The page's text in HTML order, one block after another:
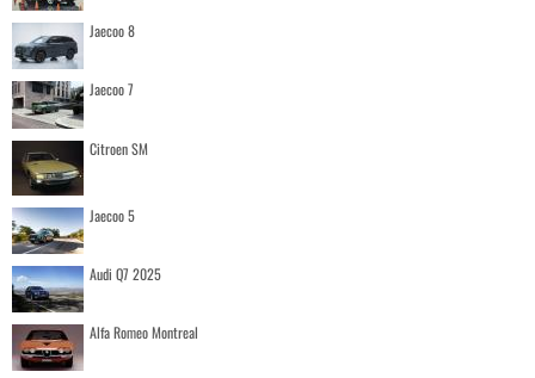
Jaecoo 8
Jaecoo 7
Citroen SM
Jaecoo 5
Audi Q7 2025
Alfa Romeo Montreal